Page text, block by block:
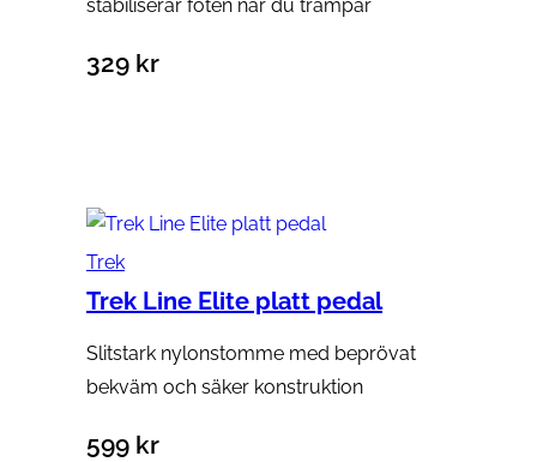
stabiliserar foten när du trampar
329 kr
Trek
Trek Line Elite platt pedal
Slitstark nylonstomme med beprövat
bekväm och säker konstruktion
599 kr